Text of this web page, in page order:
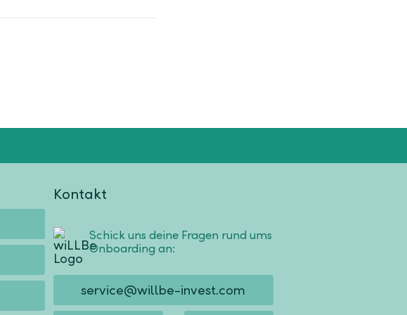
Kontakt
Schick uns deine Fragen rund ums
Onboarding an:
service@willbe-invest.com